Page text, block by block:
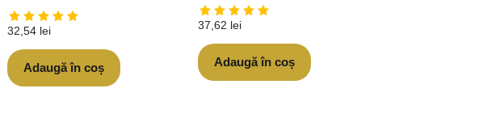
32,54 lei
Adaugă în coș
37,62 lei
Adaugă în coș